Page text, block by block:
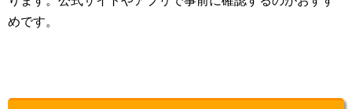
めです。